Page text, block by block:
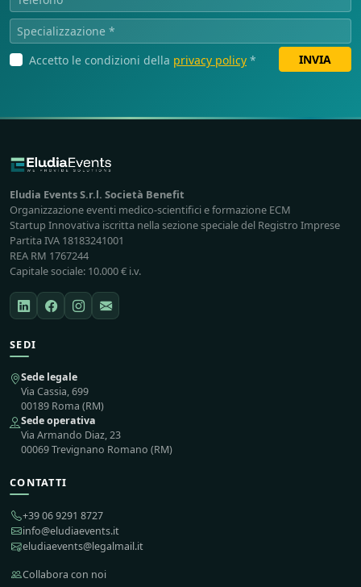
Accetto le condizioni della privacy policy * INVIA
Eludia Events S.r.l. Società Benefit
Organizzazione eventi medico-scientifici e formazione ECM
Startup Innovativa iscritta nella sezione speciale del Registro Imprese
Partita IVA 18183241001
REA RM 1767244
Capitale sociale: 10.000 € i.v.
SEDI
Sede legale
Via Cassia, 699
00189 Roma (RM)
Sede operativa
Via Armando Diaz, 23
00069 Trevignano Romano (RM)
CONTATTI
+39 06 9291 8727
info@eludiaevents.it
eludiaevents@legalmail.it
Collabora con noi